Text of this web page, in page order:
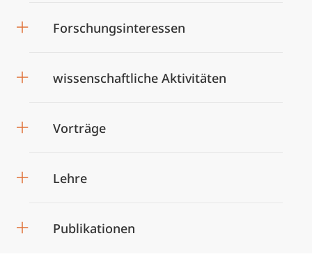
Forschungsinteressen
wissenschaftliche Aktivitäten
Vorträge
Lehre
Publikationen